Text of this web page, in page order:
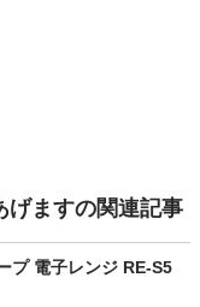
げますの関連記事
電子レンジ RE-S5